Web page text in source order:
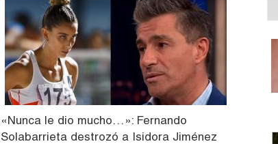
«Nunca le dio mucho…»: Fernando
Solabarrieta destrozó a Isidora Jiménez